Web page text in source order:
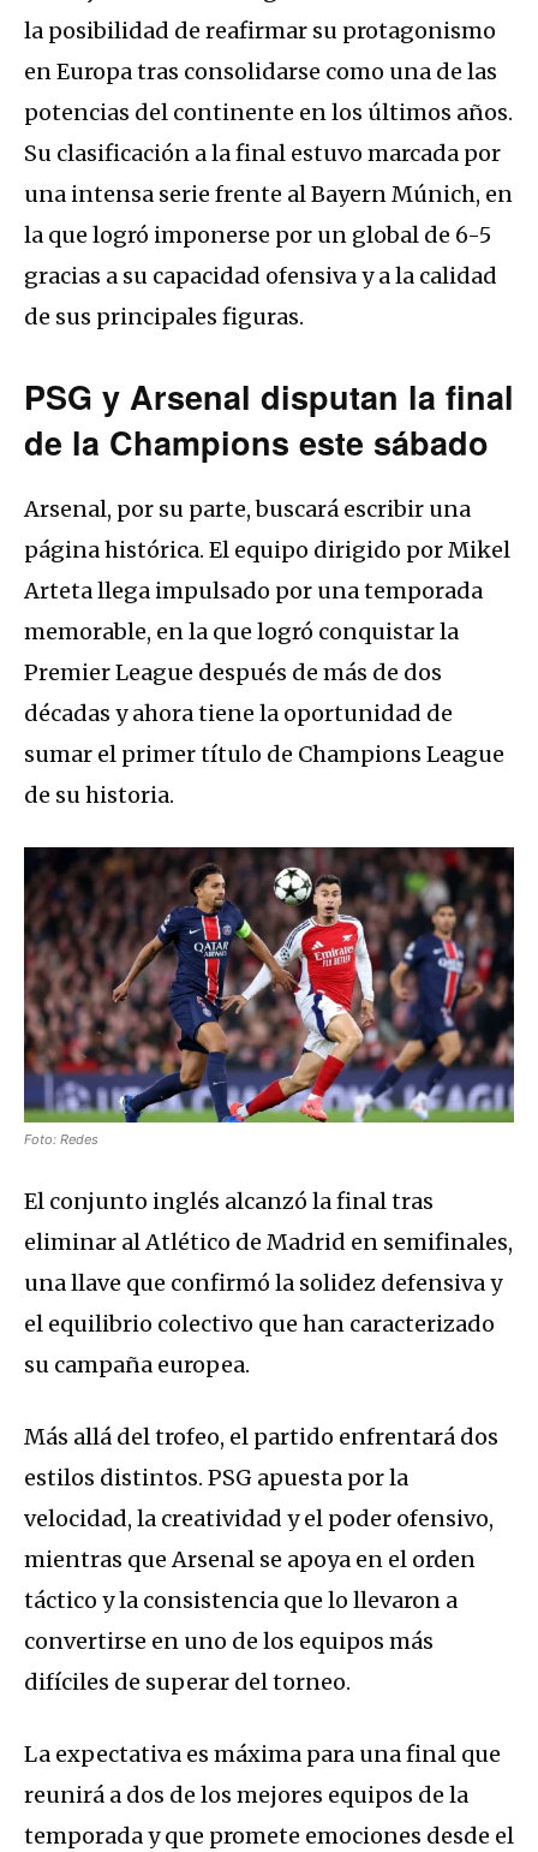
la posibilidad de reafirmar su protagonismo
en Europa tras consolidarse como una de las
potencias del continente en los últimos años.
Su clasificación a la final estuvo marcada por
una intensa serie frente al Bayern Múnich, en
la que logró imponerse por un global de 6-5
gracias a su capacidad ofensiva y a la calidad
de sus principales figuras.
PSG y Arsenal disputan la final
de la Champions este sábado
Arsenal, por su parte, buscará escribir una
página histórica. El equipo dirigido por Mikel
Arteta llega impulsado por una temporada
memorable, en la que logró conquistar la
Premier League después de más de dos
décadas y ahora tiene la oportunidad de
sumar el primer título de Champions League
de su historia.
Foto: Redes
El conjunto inglés alcanzó la final tras
eliminar al Atlético de Madrid en semifinales,
una llave que confirmó la solidez defensiva y
el equilibrio colectivo que han caracterizado
su campaña europea.
Más allá del trofeo, el partido enfrentará dos
estilos distintos. PSG apuesta por la
velocidad, la creatividad y el poder ofensivo,
mientras que Arsenal se apoya en el orden
táctico y la consistencia que lo llevaron a
convertirse en uno de los equipos más
difíciles de superar del torneo.
La expectativa es máxima para una final que
reunirá a dos de los mejores equipos de la
temporada y que promete emociones desde el